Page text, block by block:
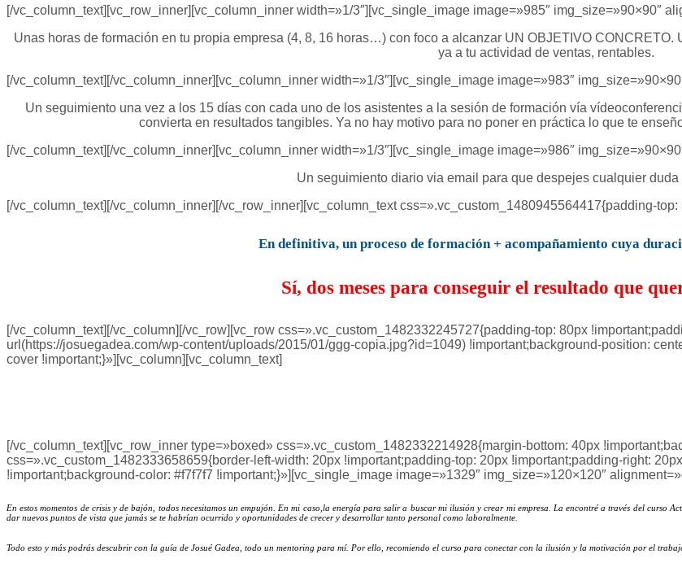
[/vc_column_text][vc_row_inner][vc_column_inner width=»1/3″][vc_single_image image=»985″ img_size=»90×90″
Unas horas de formación en tu propia empresa (4, 8, 16 horas…) con foco a alcanzar UN OBJETIVO
ya a tu actividad de ventas, rentables.
[/vc_column_text][/vc_column_inner][vc_column_inner width=»1/3″][vc_single_image image=»983″
Un seguimiento una vez a los 15 días con cada uno de los asistentes a la sesión de formación vía
convierta en resultados tangibles. Ya no hay motivo para no poner en práctica lo que te
[/vc_column_text][/vc_column_inner][vc_column_inner width=»1/3″][vc_single_image image=»986″
Un seguimiento diario via email para que despejes cualquier duda
[/vc_column_text][/vc_column_inner][/vc_row_inner][vc_column_text css=».vc_custom_1480945564417{padding-top:
En definitiva, un proceso de formación + acompañamiento cuya
Sí, dos meses para conseguir el resultado que
[/vc_column_text][/vc_column][/vc_row][vc_row css=».vc_custom_1482332245727{padding-top: 80px
url(https://josuegadea.com/wp-content/uploads/2015/01/ggg-copia.jpg?id=1049) !important;background-position:
cover !important;}»][vc_column][vc_column_text]
[/vc_column_text][vc_row_inner type=»boxed» css=».vc_custom_1482332214928{margin-bottom: 40px
css=».vc_custom_1482333658659{border-left-width: 20px !important;padding-top: 20px !important;padding-right:
!important;background-color: #f7f7f7 !important;}»][vc_single_image image=»1329″ img_size=»120×120″
En estos momentos de crisis y de bajón, todos necesitamos un empujón. En mi caso,la energía para salir a buscar mi ilusión y crear mi empresa. La encontré a través del curso
dar nuevos puntos de vista que jamás se te habrían ocurrido y oportunidades de crecer y desarrollar tanto personal como laboralmente.
Todo esto y más podrás descubrir con la guía de Josué Gadea, todo un mentoring para mí. Por ello, recomiendo el curso para conectar con la ilusión y la motivación por el